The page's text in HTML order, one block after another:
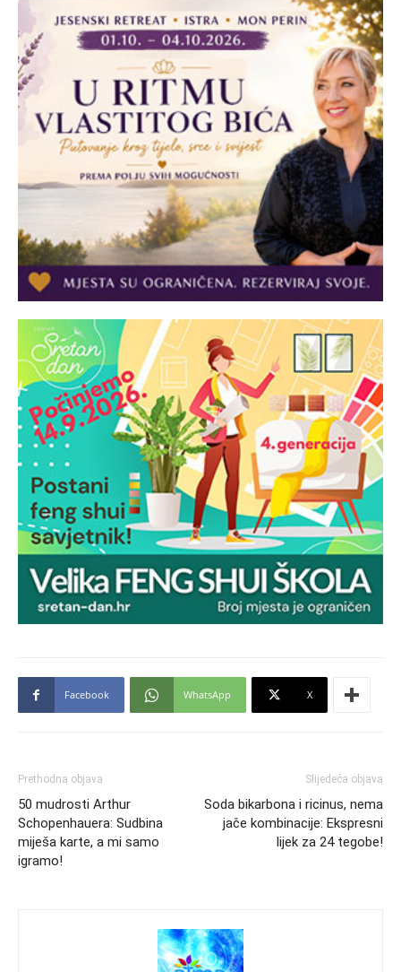
Facebook WhatsApp X
Prethodna objava
50 mudrosti Arthur
Schopenhauera: Sudbina
miješa karte, a mi samo
igramo!
Slijedeća objava
Soda bikarbona i ricinus, nema
jače kombinacije: Ekspresni
lijek za 24 tegobe!